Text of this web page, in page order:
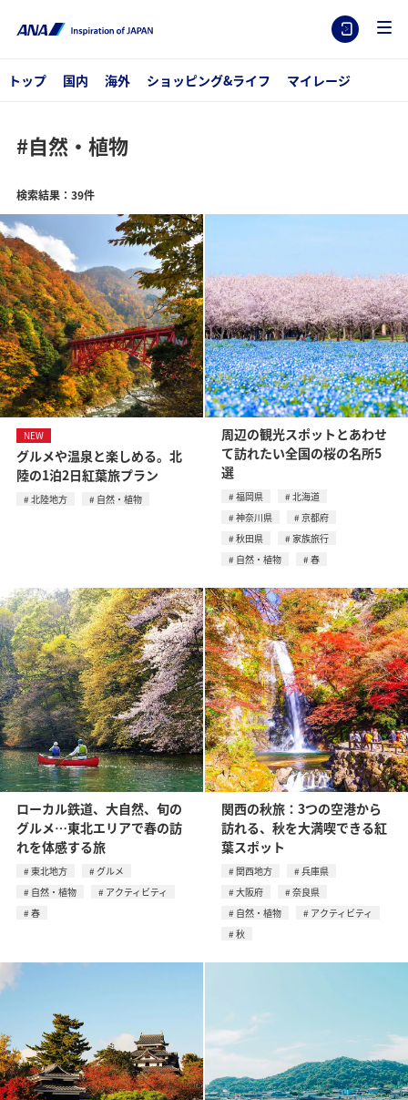
トップ 国内 海外 ショッピング&ライフ マイレージ
#自然・植物
検索結果：39件
NEW
グルメや温泉と楽しめる。北
陸の1泊2日紅葉旅プラン
北陸地方 自然・植物
周辺の観光スポットとあわせ
て訪れたい全国の桜の名所5
選
福岡県
北海道
神奈川県
京都府
秋田県
家族旅行
自然・植物
春
ローカル鉄道、大自然、旬の
グルメ…東北エリアで春の訪
れを体感する旅
東北地方
グルメ
自然・植物
アクティビティ
春
関西の秋旅：3つの空港から
訪れる、秋を大満喫できる紅
葉スポット
関西地方
兵庫県
大阪府
奈良県
自然・植物
アクティビティ
秋